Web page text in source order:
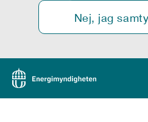
Nej, jag